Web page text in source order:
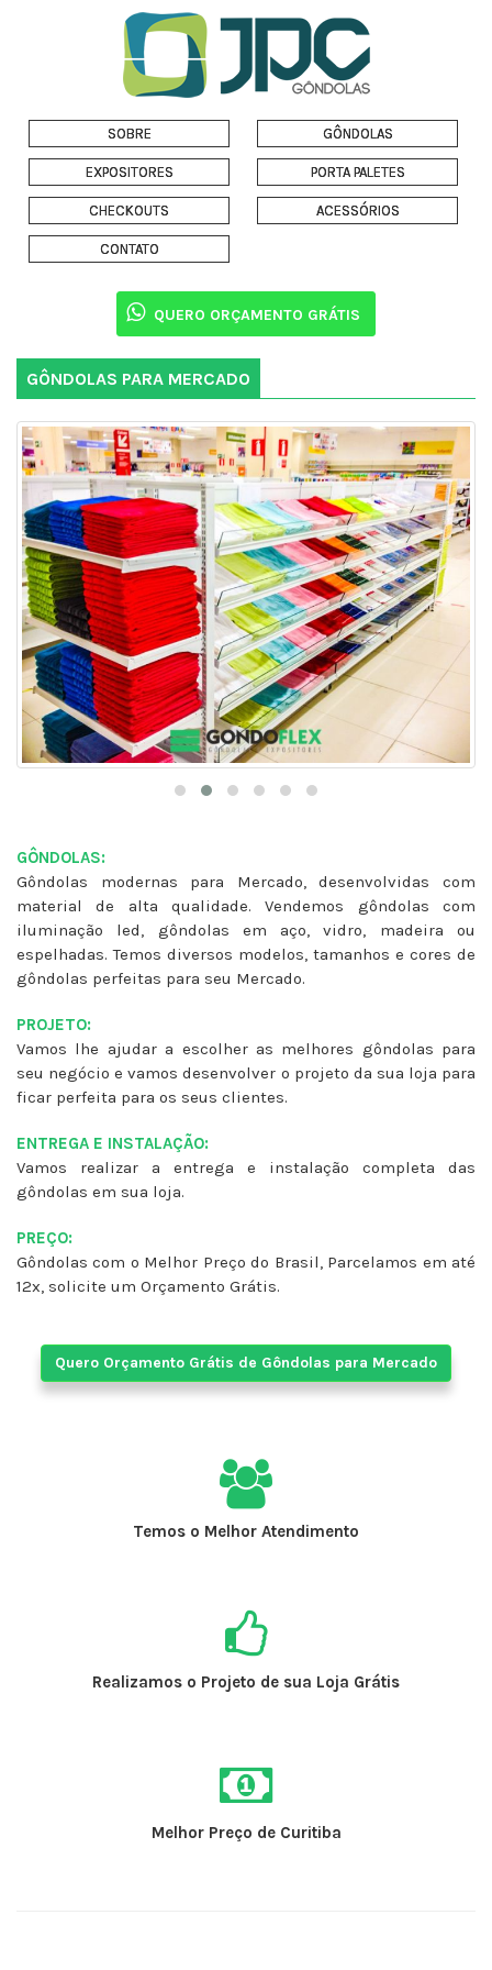
SOBRE GÔNDOLAS
EXPOSITORES PORTA PALETES
CHECKOUTS ACESSÓRIOS
CONTATO
QUERO ORÇAMENTO GRÁTIS
GÔNDOLAS PARA MERCADO
GÔNDOLAS:
Gôndolas modernas para Mercado, desenvolvidas com
material de alta qualidade. Vendemos gôndolas com
iluminação led, gôndolas em aço, vidro, madeira ou
espelhadas. Temos diversos modelos, tamanhos e cores de
gôndolas perfeitas para seu Mercado.
PROJETO:
Vamos lhe ajudar a escolher as melhores gôndolas para
seu negócio e vamos desenvolver o projeto da sua loja para
ficar perfeita para os seus clientes.
ENTREGA E INSTALAÇÃO:
Vamos realizar a entrega e instalação completa das
gôndolas em sua loja.
PREÇO:
Gôndolas com o Melhor Preço do Brasil, Parcelamos em até
12x, solicite um Orçamento Grátis.
Quero Orçamento Grátis de Gôndolas para Mercado
Temos o Melhor Atendimento
Realizamos o Projeto de sua Loja Grátis
Melhor Preço de Curitiba